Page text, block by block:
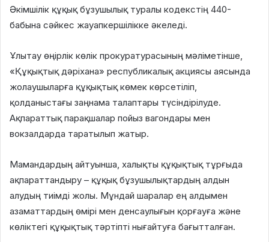
Әкімшілік құқық бұзушылық туралы кодекстің 440-
бабына сәйкес жауапкершілікке әкеледі.
Ұлытау өңірлік көлік прокуратурасының мәліметінше,
«Құқықтық дәріхана» республикалық акциясы аясында
жолаушыларға құқықтық көмек көрсетіліп,
қолданыстағы заңнама талаптары түсіндірілуде.
Ақпараттық парақшалар пойыз вагондары мен
вокзалдарда таратылып жатыр.
Мамандардың айтуынша, халықты құқықтық тұрғыда
ақпараттандыру – құқық бұзушылықтардың алдын
алудың тиімді жолы. Мұндай шаралар ең алдымен
азаматтардың өмірі мен денсаулығын қорғауға және
көліктегі құқықтық тәртіпті нығайтуға бағытталған.